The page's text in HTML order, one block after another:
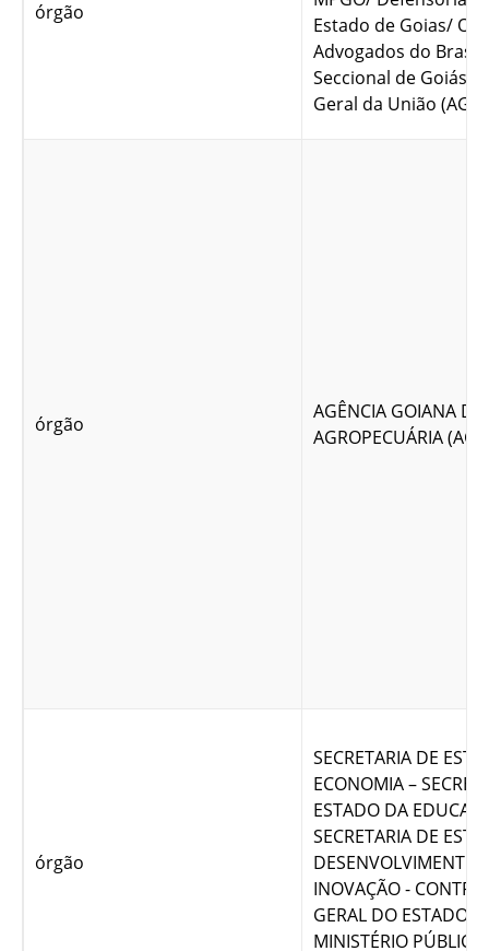
órgão
Estado de Goias/
Advogados do Brasil
Seccional de Goiás/
Geral da União
órgão
AGÊNCIA GOIANA DE
AGROPECUÁRIA
órgão
SECRETARIA DE
ECONOMIA –
ESTADO DA
SECRETARIA DE
DESENVOLVIMENTO
INOVAÇÃO -
GERAL DO ESTADO
MINISTÉRIO